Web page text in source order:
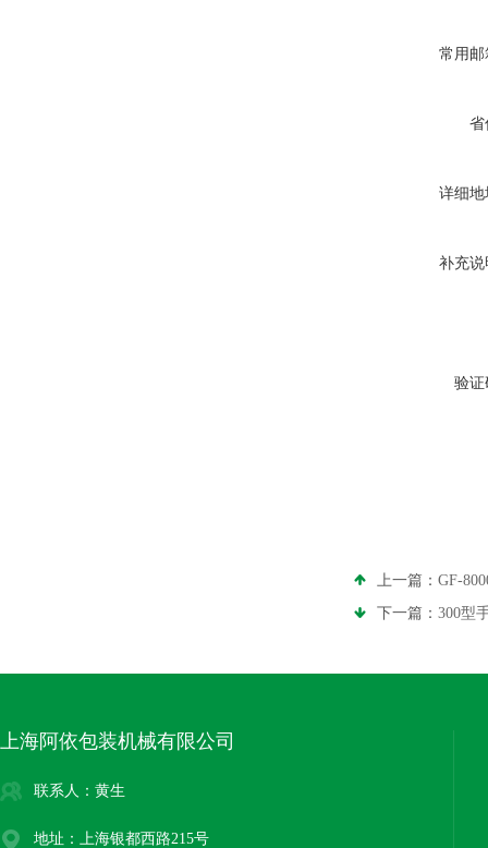
常用邮
省
详细地
补充说
验证
上一篇： GF-
下一篇： 300型
上海阿依包装机械有限公司
联系人：黄生
地址：上海银都西路215号